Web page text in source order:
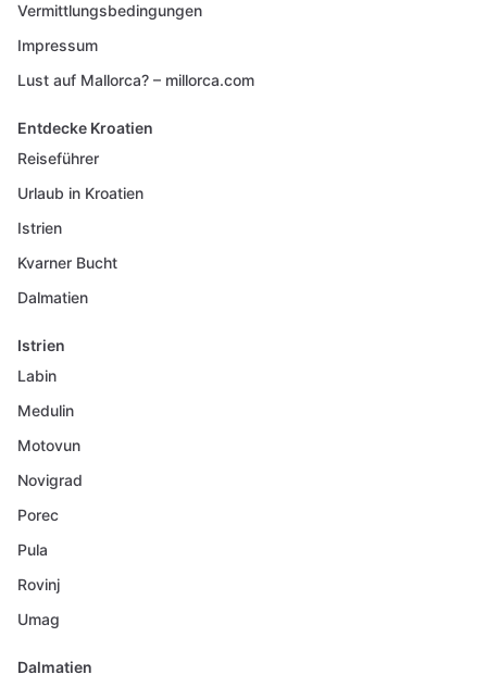
Vermittlungsbedingungen
Impressum
Lust auf Mallorca? – millorca.com
Entdecke Kroatien
Reiseführer
Urlaub in Kroatien
Istrien
Kvarner Bucht
Dalmatien
Istrien
Labin
Medulin
Motovun
Novigrad
Porec
Pula
Rovinj
Umag
Dalmatien